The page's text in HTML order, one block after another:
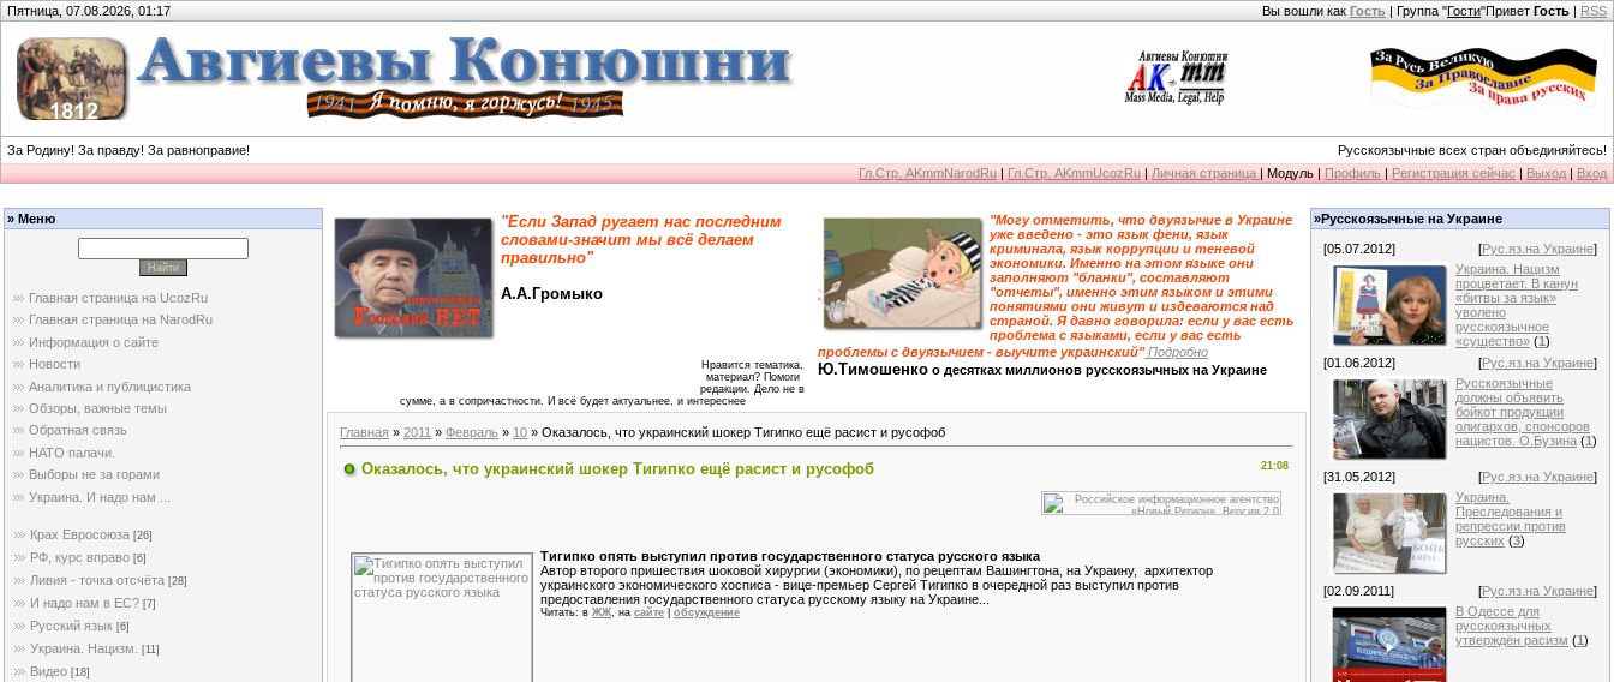
Пятница, 07.08.2026, 01:17 Вы вошли как Гость | Группа "Гости"Привет Гость | RSS
За Родину! За правду! За равноправие!
Русскоязычные всех стран объединяйтесь!
Гл.Стр. AKmmNarodRu | Гл.Стр. AKmmUcozRu | Личная страница | Модуль | Профиль | Регистрация сейчас | Выход | Вход
» Меню
Главная страница на UcozRu
Главная страница на NarodRu
Информация о сайте
Новости
Аналитика и публицистика
Обзоры, важные темы
Обратная связь
НАТО палачи.
Выборы не за горами
Украина. И надо нам ...
Крах Евросоюза [26]
РФ, курс вправо [6]
Ливия - точка отсчёта [28]
И надо нам в ЕС? [7]
Русский язык [6]
Украина. Нацизм. [11]
Видео [18]
"Если Запад ругает нас последним
словами-значит мы всё делаем
правильно"
А.А.Громыко
"Могу отметить, что двуязычие в Украине
уже введено - это язык фени, язык
криминала, язык коррупции и теневой
экономики. Именно на этом языке они
заполняют "бланки", составляют
"отчеты", именно этим языком и этими
понятиями они живут и издеваются над
страной. Я давно говорила: если у вас есть
проблема с языками, если у вас есть
проблемы с двуязычием - выучите украинский"Подробно
Ю.Тимошенко о десятках миллионов русскоязычных на Украине
Нравится тематика,
материал? Помоги
редакции. Дело не в
сумме, а в сопричастности. И всё будет актуальнее, и интереснее
Главная » 2011 » Февраль » 10 » Оказалось, что украинский шокер Тигипко ещё расист и русофоб
21:08
Оказалось, что украинский шокер Тигипко ещё расист и русофоб
Тигипко опять выступил против государственного статуса русского языка
Автор второго пришествия шоковой хирургии (экономики), по рецептам Вашингтона, на Украину, архитектор
украинского экономического хосписа - вице-премьер Сергей Тигипко в очередной раз выступил против
предоставления государственного статуса русскому языку на Украине...
Читать: в ЖЖ , на сайте обсуждение
»Русскоязычные на Украине
[05.07.2012] [Рус.яз.на Украине]
Украина. Нацизм
процветает. В канун
«битвы за язык»
уволено
русскоязычное
«существо» (1)
[01.06.2012]
[Рус.яз.на Украине]
Русскоязычные
должны объявить
бойкот продукции
олигархов, спонсоров
нацистов. О.Бузина (1)
[31.05.2012] [Рус.яз.на Украине]
Украина.
Преследования и
репрессии против
русских (3)
[02.09.2011] [Рус.яз.на Украине]
В Одессе для
русскоязычных
утверждён расизм (1)